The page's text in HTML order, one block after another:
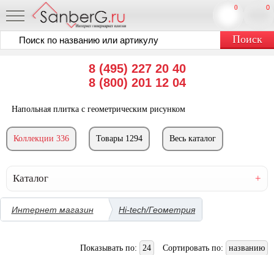
8 (495) 227 20 40
8 (800) 201 12 04
0
0
Напольная плитка с геометрическим рисунком
Коллекции 336 Товары 1294 Весь каталог
Каталог
Интернет магазин Hi-tech/Геометрия
Показывать по: 24 Сортировать по: названию